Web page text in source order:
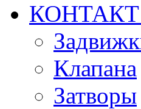
КОНТАКТ
Клапана
Затворы